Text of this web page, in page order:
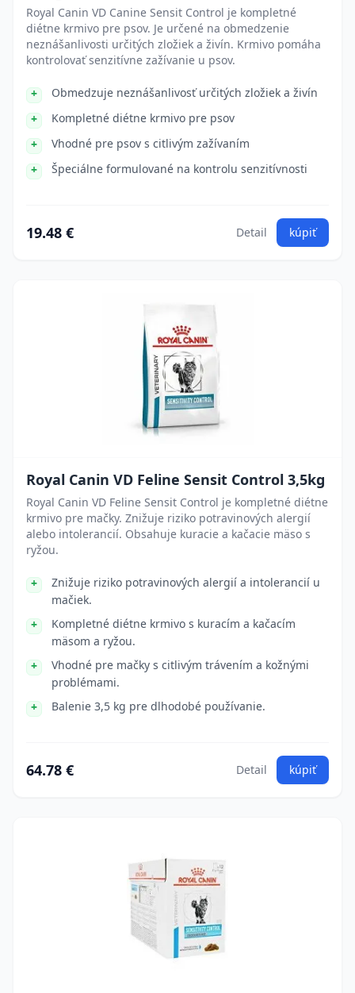
Royal Canin VD Canine Sensit Control je kompletné
diétne krmivo pre psov. Je určené na obmedzenie
neznášanlivosti určitých zložiek a živín. Krmivo pomáha
kontrolovať senzitívne zažívanie u psov.
Obmedzuje neznášanlivosť určitých zložiek a živín
Kompletné diétne krmivo pre psov
Vhodné pre psov s citlivým zažívaním
Špeciálne formulované na kontrolu senzitívnosti
19.48 € Detail kúpiť
Royal Canin VD Feline Sensit Control 3,5kg
Royal Canin VD Feline Sensit Control je kompletné diétne
krmivo pre mačky. Znižuje riziko potravinových alergií
alebo intolerancií. Obsahuje kuracie a kačacie mäso s
ryžou.
Znižuje riziko potravinových alergií a intolerancií u
mačiek.
Kompletné diétne krmivo s kuracím a kačacím
mäsom a ryžou.
Vhodné pre mačky s citlivým trávením a kožnými
problémami.
Balenie 3,5 kg pre dlhodobé používanie.
64.78 € Detail kúpiť